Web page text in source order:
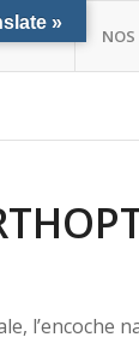
l’encoche
»